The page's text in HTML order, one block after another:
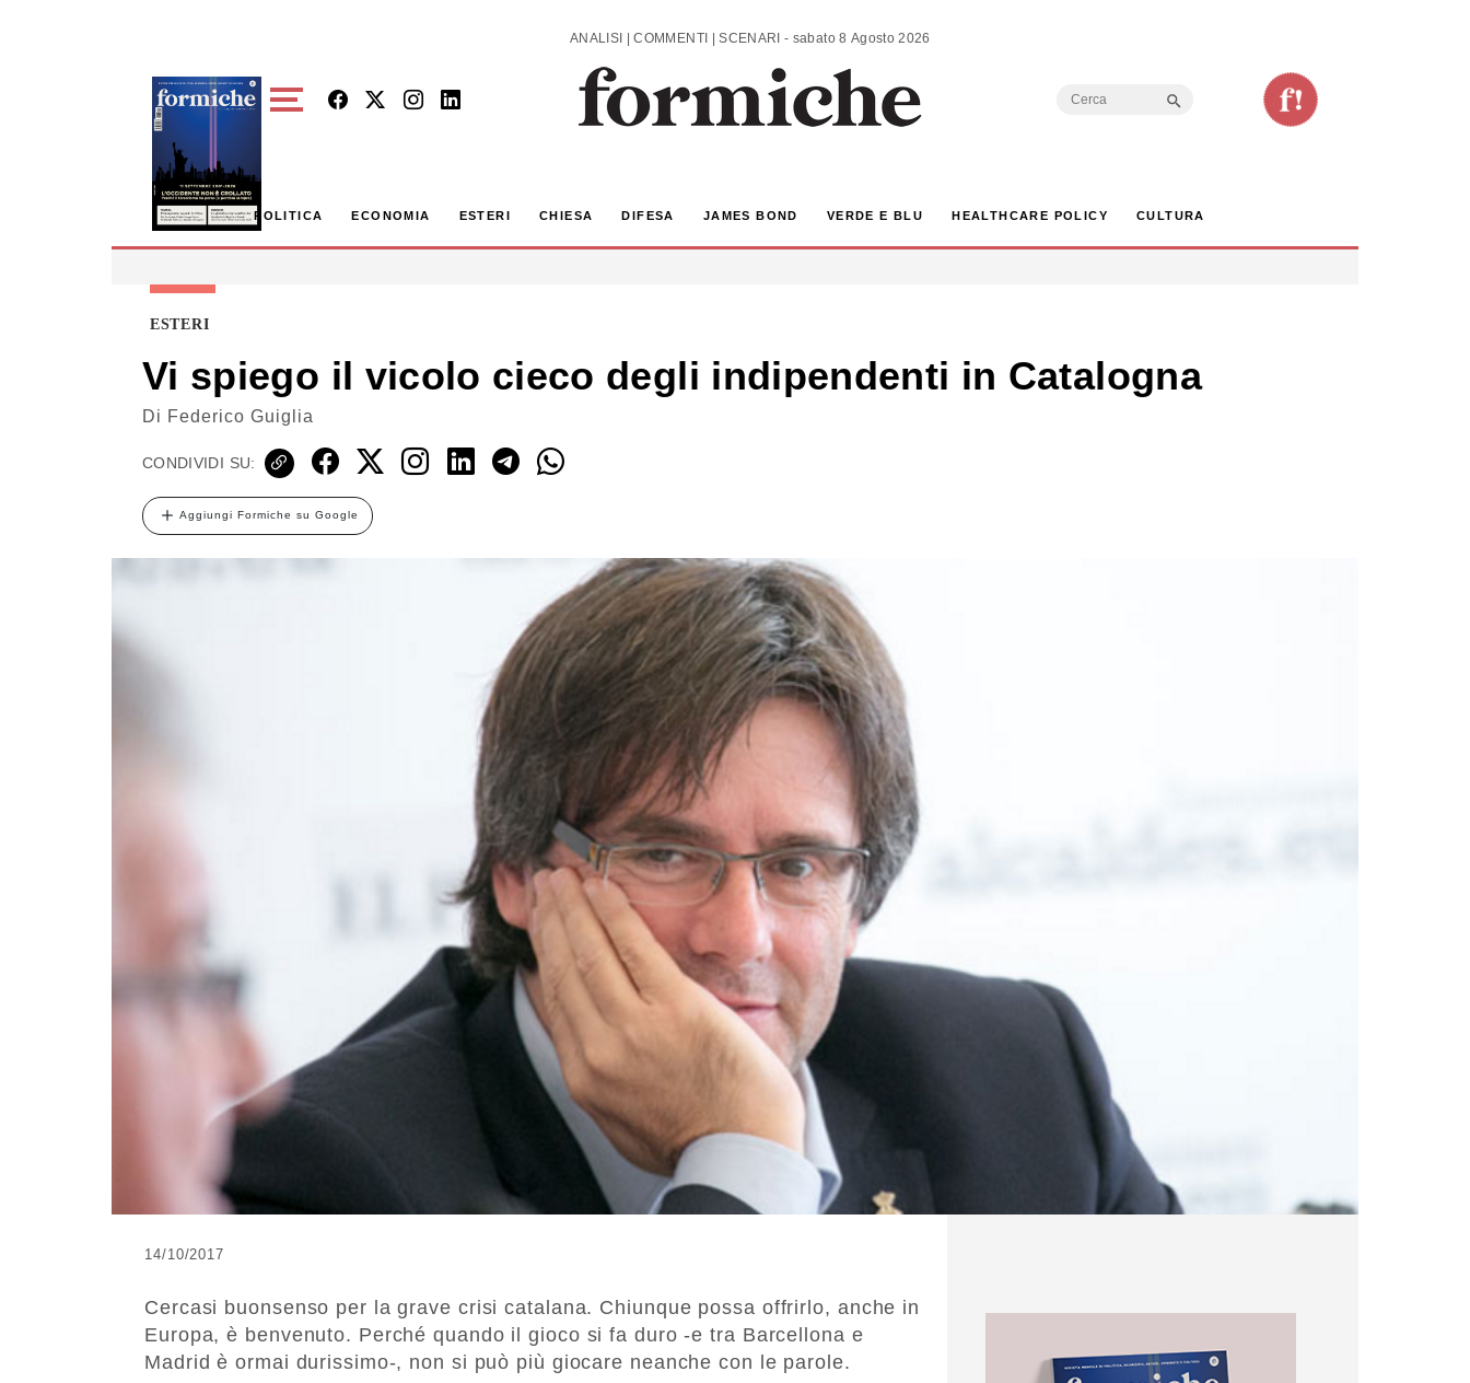
ANALISI | COMMENTI | SCENARI - sabato 8 Agosto 2026
Search
POLITICA ECONOMIA ESTERI CHIESA DIFESA JAMES BOND VERDE E BLU HEALTHCARE POLICY CULTURA
ESTERI
Vi spiego il vicolo cieco degli indipendenti in Catalogna
Di Federico Guiglia
CONDIVIDI SU:
Aggiungi Formiche su Google
14/10/2017
Cercasi buonsenso per la grave crisi catalana. Chiunque possa offrirlo, anche in
Europa, è benvenuto. Perché quando il gioco si fa duro -e tra Barcellona e
Madrid è ormai durissimo-, non si può più giocare neanche con le parole.